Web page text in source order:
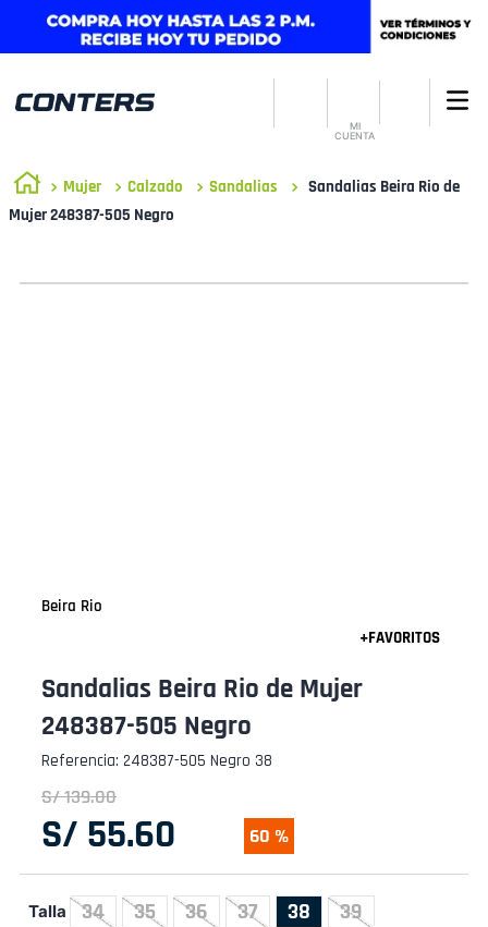
MI
CUENTA
Mujer Calzado Sandalias
Sandalias Beira Rio de
Mujer 248387-505 Negro
Beira Rio
Sandalias Beira Rio de Mujer
248387-505 Negro
Referencia: 248387-505 Negro 38
S/139.00
S/ 55.60 60 %
Talla 34 35 36 37 38 39